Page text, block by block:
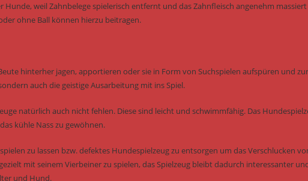
weil Zahnbelege spielerisch entfernt und das Zahnfleisch angenehm massiert
ohne Ball können hierzu beitragen.
hinterher jagen, apportieren oder sie in Form von Suchspielen aufspüren und
auch die geistige Ausarbeitung mit ins Spiel.
natürlich auch nicht fehlen. Diese sind leicht und schwimmfähig. Das
kühle Nass zu gewöhnen.
zu lassen bzw. defektes Hundespielzeug zu entsorgen um das Verschlucken
mit seinem Vierbeiner zu spielen, das Spielzeug bleibt dadurch interessanter
und Hund.